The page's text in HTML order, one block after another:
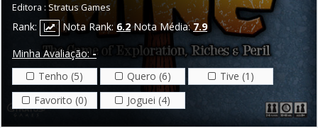
Editora : Stratus Games
Rank: Nota Rank: 6.2 Nota Média:7.9
Minha Avaliação:-
Tenho (5)
Quero (6)
Tive (1)
Favorito (0)
Joguei (4)